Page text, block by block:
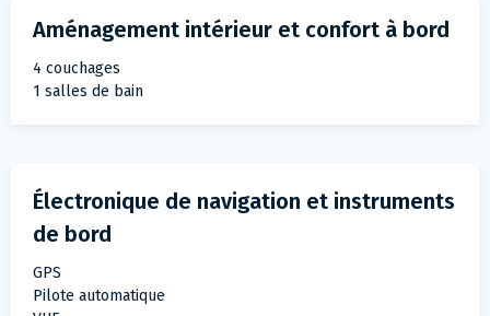
Aménagement intérieur et confort à bord
4 couchages
1 salles de bain
Électronique de navigation et instruments
de bord
GPS
Pilote automatique